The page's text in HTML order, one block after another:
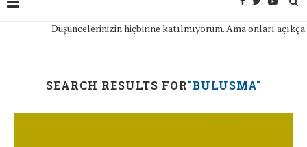
Düşüncelerinizin hiçbirine katılmıyorum. Ama onları açıkça ifade
SEARCH RESULTS FOR"BULUSMA"